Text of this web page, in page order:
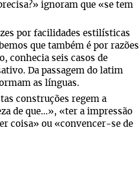
ignoram que «se tem
por facilidades estilísticas
que também é por razões
conhecia seis casos de
Da passagem do latim
as línguas.
construções regem a
de que…», «ter a impressão
coisa» ou «convencer-se de